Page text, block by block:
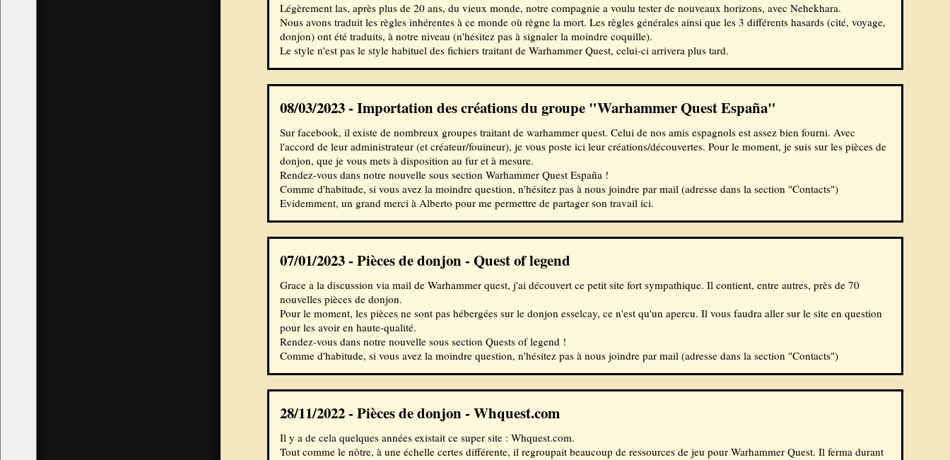
Légèrement las, après plus de 20 ans, du vieux monde, notre compagnie a voulu tester de nouveaux horizons, avec Nehekhara.
Nous avons traduit les règles inhérentes à ce monde où règne la mort. Les règles générales ainsi que les 3 différents hasards (cité, voyage,
donjon) ont été traduits, à notre niveau (n'hésitez pas à signaler la moindre coquille).
Le style n'est pas le style habituel des fichiers traitant de Warhammer Quest, celui-ci arrivera plus tard.
08/03/2023 - Importation des créations du groupe "Warhammer Quest España"
Sur facebook, il existe de nombreux groupes traitant de warhammer quest. Celui de nos amis espagnols est assez bien fourni. Avec
l'accord de leur administrateur (et créateur/fouineur), je vous poste ici leur créations/découvertes. Pour le moment, je suis sur les pièces de
donjon, que je vous mets à disposition au fur et à mesure.
Rendez-vous dans notre nouvelle sous section Warhammer Quest España !
Comme d'habitude, si vous avez la moindre question, n'hésitez pas à nous joindre par mail (adresse dans la section "Contacts")
Evidemment, un grand merci à Alberto pour me permettre de partager son travail ici.
07/01/2023 - Pièces de donjon - Quest of legend
Grace a la discussion via mail de Warhammer quest, j'ai découvert ce petit site fort sympathique. Il contient, entre autres, près de 70
nouvelles pièces de donjon.
Pour le moment, les pièces ne sont pas hébergées sur le donjon esselcay, ce n'est qu'un apercu. Il vous faudra aller sur le site en question
pour les avoir en haute-qualité.
Rendez-vous dans notre nouvelle sous section Quests of legend !
Comme d'habitude, si vous avez la moindre question, n'hésitez pas à nous joindre par mail (adresse dans la section "Contacts")
28/11/2022 - Pièces de donjon - Whquest.com
Il y a de cela quelques années existait ce super site : Whquest.com.
Tout comme le nôtre, à une échelle certes différente, il regroupait beaucoup de ressources de jeu pour Warhammer Quest. Il ferma durant